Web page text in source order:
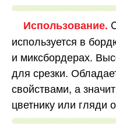
Использование.
используется в
и миксбордерах.
для срезки.
свойствами, а
цветнику или гляди